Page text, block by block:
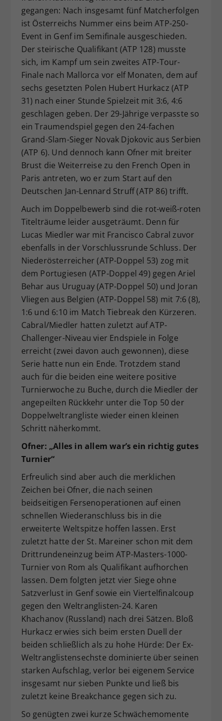
gegangen: Nach insgesamt fünf Matcherfolgen
ist Österreichs Nummer eins beim ATP-250-
Event in Genf im Semifinale ausgeschieden.
Der steirische Qualifikant (ATP 128) musste
sich, im Kampf um sein zweites ATP-Tour-
Finale nach Mallorca vor elf Monaten, dem auf
sechs gesetzten Polen Hubert Hurkacz (ATP
31) nach einer Stunde Spielzeit mit 3:6, 4:6
geschlagen geben. Der 29-Jährige verpasste so
ein Traumendspiel gegen den 24-fachen
Grand-Slam-Sieger Novak Djokovic aus Serbien
(ATP 6). Und dennoch kann Ofner mit breiter
Brust die Weiterreise zu den French Open in
Paris antreten, wo er zum Start auf den
Deutschen Jan-Lennard Struff (ATP 86) trifft.
Auch im Doppelbewerb sind die rot-weiß-roten
Titelträume leider ausgeträumt. Denn für
Lucas Miedler war mit Francisco Cabral zuvor
ebenfalls in der Vorschlussrunde Schluss. Der
Niederösterreicher (ATP-Doppel 53) zog mit
dem Portugiesen (ATP-Doppel 49) gegen Ariel
Behar aus Uruguay (ATP-Doppel 50) und Joran
Vliegen aus Belgien (ATP-Doppel 58) mit 7:6 (8),
1:6 und 6:10 im Match Tiebreak den Kürzeren.
Cabral/Miedler hatten zuletzt auf ATP-
Challenger-Niveau vier Endspiele in Folge
erreicht (zwei davon auch gewonnen), diese
Serie hatte nun ein Ende. Trotzdem stand
auch für die beiden eine weitere positive
Turnierwoche zu Buche, durch die Miedler der
angepeilten Rückkehr unter die Top 50 der
Doppelweltrangliste wieder einen kleinen
Schritt näherkommt.
Ofner: „Alles in allem war’s ein richtig gutes
Turnier“
Erfreulich sind aber auch die merklichen
Zeichen bei Ofner, die nach seinen
beidseitigen Fersenoperationen auf einen
schnellen Wiederanschluss bis in die
erweiterte Weltspitze hoffen lassen. Erst
zuletzt hatte der St. Mareiner schon mit dem
Drittrundeneinzug beim ATP-Masters-1000-
Turnier von Rom als Qualifikant aufhorchen
lassen. Dem folgten jetzt vier Siege ohne
Satzverlust in Genf sowie ein Viertelfinalcoup
gegen den Weltranglisten-24. Karen
Khachanov (Russland) nach drei Sätzen. Bloß
Hurkacz erwies sich beim ersten Duell der
beiden schließlich als zu hohe Hürde: Der Ex-
Weltranglistensechste dominierte über seinen
starken Aufschlag, verlor bei eigenem Service
insgesamt nur sieben Punkte und ließ bis
zuletzt keine Breakchance gegen sich zu.
So genügten zwei kurze Schwächemomente
Zweck
Dieser Wert speichert Ihre Consent-
Einstellungen. Unter anderem eine
zufällig generierte ID, für die
historische Speicherung Ihrer
vorgenommen Einstellungen, falls der
Webseiten-Betreiber dies eingestellt
hat.